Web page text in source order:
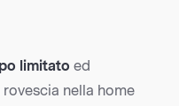
limitato ed
nella home